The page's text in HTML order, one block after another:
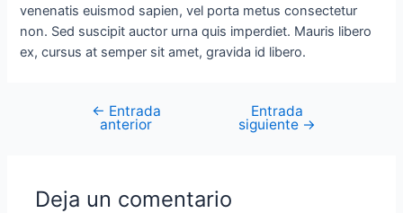
venenatis euismod sapien, vel porta metus consectetur
non. Sed suscipit auctor urna quis imperdiet. Mauris libero
ex, cursus at semper sit amet, gravida id libero.
← Entrada
anterior
Entrada
siguiente →
Deja un comentario